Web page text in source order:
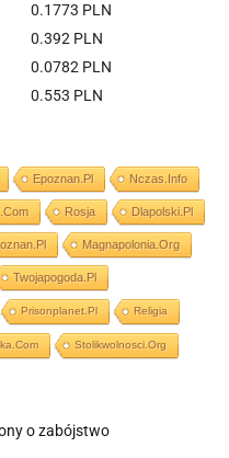
0.1773 PLN
0.392 PLN
0.0782 PLN
0.553 PLN
Epoznan.pl Nczas.info
Rosja Dlapolski.pl
Magnapolonia.org
Twojapogoda.pl
Prisonplanet.pl Religia
Stolikwolnosci.org
o zabójstwo